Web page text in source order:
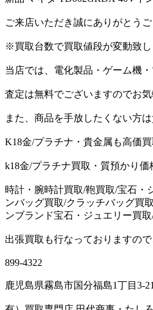
ご来店いただき誠にありがとうご
※買取台数で買取値段が変動致し
当店では、電化製品・ゲーム機
査定は無料でございますのでお
また、商品を手放したくない方
K18金/プラチナ・貴金属も高価
k18金/プラチナ買取・質預かり
時計・腕時計買取/鞄買取/宝石・
ンバッグ買取/クラッチバッグ買
ンブランド宝石・ジュエリー買
出張買取も行なっておりますので
899-4322
鹿児島県霧島市国分福島1丁目3-